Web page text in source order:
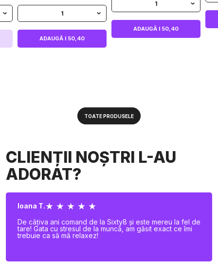
1
ADAUGĂ I 50,40
1
ADAUGĂ I 50,40
TOATE PRODUSELE
CLIENȚII NOȘTRI L-AU
ADORAT?
Ioana T.★ ★ ★ ★ ★
De câțiva ani comand de la Sixty8 și este mereu la fel de
tare! Gata cu stresul de la muncă, am găsit exact ce îmi
trebuie ca să mă relaxez!